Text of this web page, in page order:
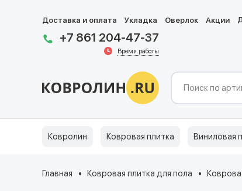
Доставка и оплата Укладка Оверлок Акции
+7 861 204-47-37
Время работы
Ковролин Ковровая плитка Виниловая
Главная Ковровая плитка для пола